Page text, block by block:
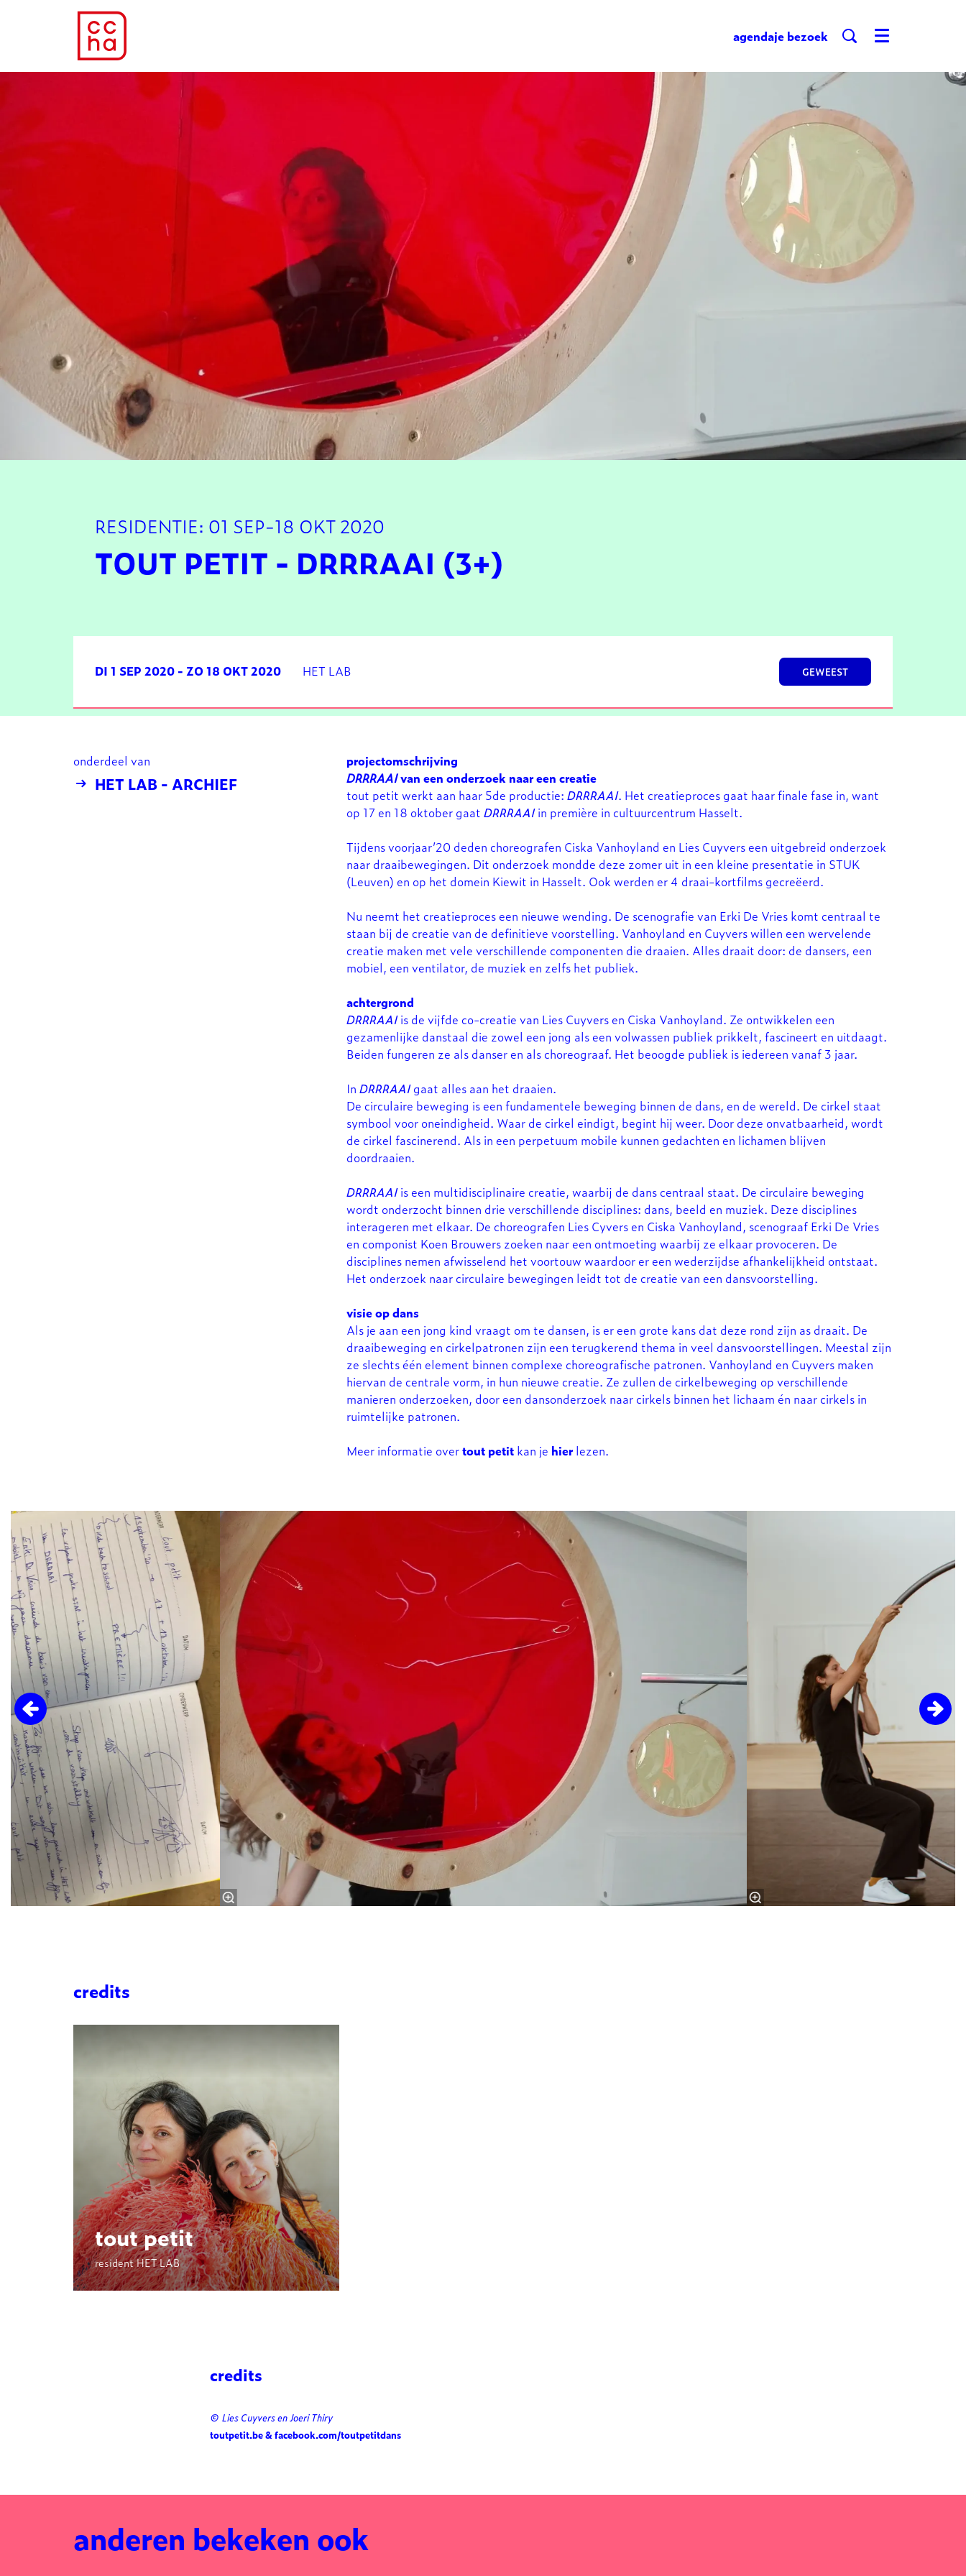
agendaje bezoek Menu
RESIDENTIE: 01 SEP-18 OKT 2020
TOUT PETIT - DRRRAAI (3+)
DI 1 SEP 2020 - ZO 18 OKT 2020 HET LAB GEWEEST
projectomschrijving
DRRRAAIvan een onderzoek naar een creatie
tout petit werkt aan haar 5de productie: DRRRAAI. Het creatieproces gaat haar finale fase in, want
op 17 en 18 oktober gaat DRRRAAIin première in cultuurcentrum Hasselt.
Tijdens voorjaar’20 deden choreografen Ciska Vanhoyland en Lies Cuyvers een uitgebreid onderzoek
naar draaibewegingen. Dit onderzoek mondde deze zomer uit in een kleine presentatie in STUK
(Leuven) en op het domein Kiewit in Hasselt. Ook werden er 4 draai-kortfilms gecreëerd.
Nu neemt het creatieproces een nieuwe wending. De scenografie van Erki De Vries komt centraal te
staan bij de creatie van de definitieve voorstelling. Vanhoyland en Cuyvers willen een wervelende
creatie maken met vele verschillende componenten die draaien. Alles draait door: de dansers, een
mobiel, een ventilator, de muziek en zelfs het publiek.
achtergrond
DRRRAAIis de vijfde co-creatie van Lies Cuyvers en Ciska Vanhoyland. Ze ontwikkelen een
gezamenlijke danstaal die zowel een jong als een volwassen publiek prikkelt, fascineert en uitdaagt.
Beiden fungeren ze als danser en als choreograaf. Het beoogde publiek is iedereen vanaf 3 jaar.
In DRRRAAIgaat alles aan het draaien.
De circulaire beweging is een fundamentele beweging binnen de dans, en de wereld. De cirkel staat
symbool voor oneindigheid. Waar de cirkel eindigt, begint hij weer. Door deze onvatbaarheid, wordt
de cirkel fascinerend. Als in een perpetuum mobile kunnen gedachten en lichamen blijven
doordraaien.
DRRRAAIis een multidisciplinaire creatie, waarbij de dans centraal staat. De circulaire beweging
wordt onderzocht binnen drie verschillende disciplines: dans, beeld en muziek. Deze disciplines
interageren met elkaar. De choreografen Lies Cyvers en Ciska Vanhoyland, scenograaf Erki De Vries
en componist Koen Brouwers zoeken naar een ontmoeting waarbij ze elkaar provoceren. De
disciplines nemen afwisselend het voortouw waardoor er een wederzijdse afhankelijkheid ontstaat.
Het onderzoek naar circulaire bewegingen leidt tot de creatie van een dansvoorstelling.
visie op dans
Als je aan een jong kind vraagt om te dansen, is er een grote kans dat deze rond zijn as draait. De
draaibeweging en cirkelpatronen zijn een terugkerend thema in veel dansvoorstellingen. Meestal zijn
ze slechts één element binnen complexe choreografische patronen. Vanhoyland en Cuyvers maken
hiervan de centrale vorm, in hun nieuwe creatie. Ze zullen de cirkelbeweging op verschillende
manieren onderzoeken, door een dansonderzoek naar cirkels binnen het lichaam én naar cirkels in
ruimtelijke patronen.
Meer informatie overtout petit kan je hierlezen.
onderdeel van
HET LAB - ARCHIEF
Overslaan
credits
tout petit
resident HET LAB
credits
© Lies Cuyversen Joeri Thiry
toutpetit.be &facebook.com/toutpetitdans
anderen bekeken ook